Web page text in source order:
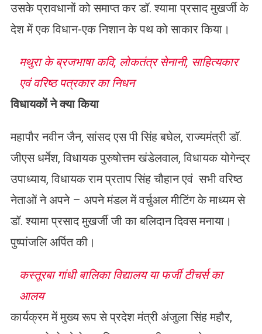
उसके प्रावधानों को समाप्त कर डॉ. श्यामा प्रसाद मुखर्जी के
देश में एक विधान-एक निशान के पथ को साकार किया।
मथुरा के ब्रजभाषा कवि, लोकतंत्र सेनानी, साहित्यकार
एवं वरिष्ठ पत्रकार का निधन
विधायकों ने क्या किया
महापौर नवीन जैन, सांसद एस पी सिंह बघेल, राज्यमंत्री डॉ.
जीएस धर्मेश, विधायक पुरुषोत्तम खंडेलवाल, विधायक योगेन्द्र
उपाध्याय, विधायक राम प्रताप सिंह चौहान एवं सभी वरिष्ठ
नेताओं ने अपने – अपने मंडल में वर्चुअल मीटिंग के माध्यम से
डॉ. श्यामा प्रसाद मुखर्जी जी का बलिदान दिवस मनाया।
पुष्पांजलि अर्पित की।
कस्तूरबा गांधी बालिका विद्यालय या फर्जी टीचर्स का
आलय
कार्यक्रम में मुख्य रूप से प्रदेश मंत्री अंजुला सिंह महौर,